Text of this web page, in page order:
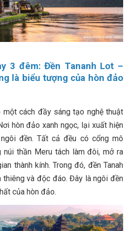
3 đêm: Đền Tananh Lot –
là biểu tượng của hòn đảo
cách đầy sáng tạo nghệ thuật
hòn đảo xanh ngọc, lại xuất hiện
đền. Tất cả đều có cổng mô
núi thần Meru tách làm đôi, mở ra
thành kính. Trong đó, đền Tanah
và độc đáo. Đây là ngôi đền
của hòn đảo.